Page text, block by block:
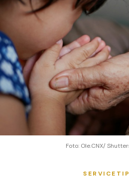
Foto: Ole.CNX/